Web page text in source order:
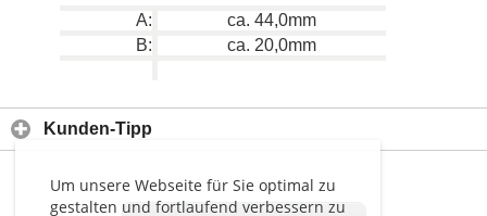
Um unsere Webseite für Sie optimal zu
gestalten und fortlaufend verbessern zu
A:
ca. 44,0mm
B:
ca. 20,0mm
Kunden-Tipp